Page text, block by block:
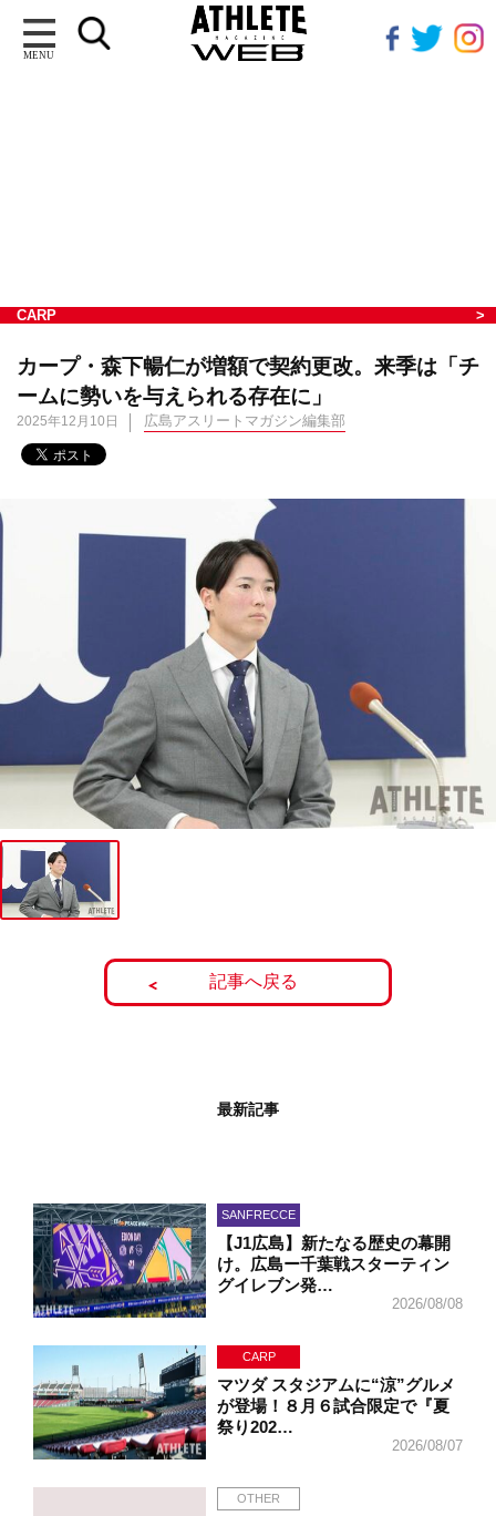
MENU
CARP
カープ・森下暢仁が増額で契約更改。来季は「チ
ームに勢いを与えられる存在に」
2025年12月10日 広島アスリートマガジン編集部
記事へ戻る
最新記事
SANFRECCE
【J1広島】新たなる歴史の幕開
け。広島ー千葉戦スターティン
グイレブン発…
2026/08/08
CARP
マツダ スタジアムに“涼”グルメ
が登場！８月６試合限定で『夏
祭り202…
2026/08/07
OTHER